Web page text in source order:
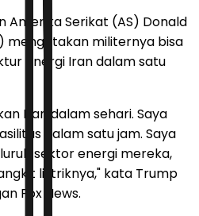
Amerika Serikat (AS) Donald
mengatakan militernya bisa
energi Iran dalam satu
Iran dalam sehari. Saya
dalam satu jam. Saya
sektor energi mereka,
listriknya," kata Trump
Fox News.